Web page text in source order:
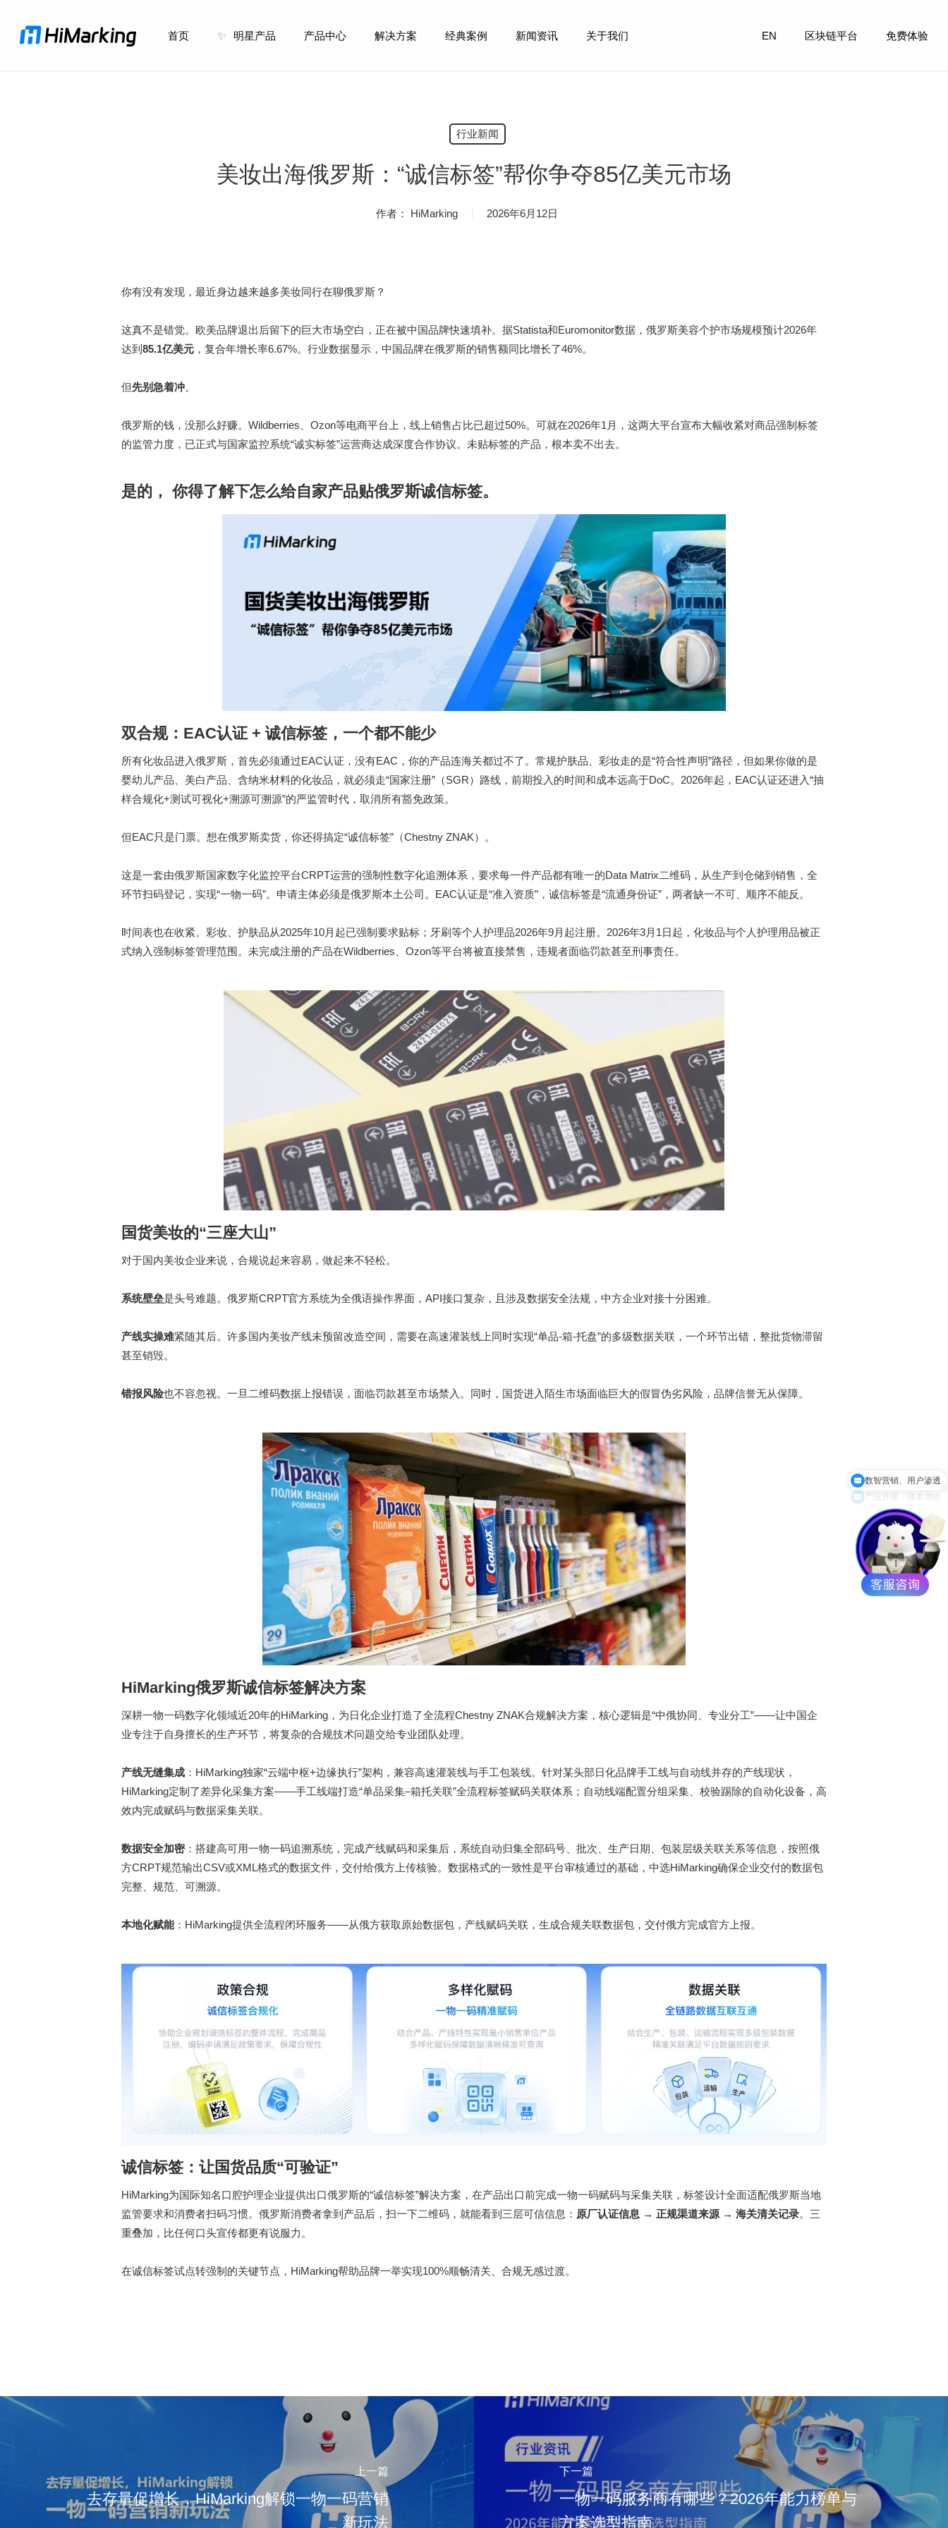
首页 ✨ 明星产品 产品中心 解决方案 经典案例 新闻资讯 关于我们 EN 区块链平台 免费体验
行业新闻
美妆出海俄罗斯：“诚信标签”帮你争夺85亿美元市场
作者： HiMarking 2026年6月12日
你有没有发现，最近身边越来越多美妆同行在聊俄罗斯？
这真不是错觉。欧美品牌退出后留下的巨大市场空白，正在被中国品牌快速填补。据Statista和Euromonitor数据，俄罗斯美容个护市场规模预计2026年
达到 85.1亿美元 ，复合年增长率6.67%。行业数据显示，中国品牌在俄罗斯的销售额同比增长了46%。
但先别急着冲。
俄罗斯的钱，没那么好赚。Wildberries、Ozon等电商平台上，线上销售占比已超过50%。可就在2026年1月，这两大平台宣布大幅收紧对商品强制标签
的监管力度，已正式与国家监控系统“诚实标签”运营商达成深度合作协议。未贴标签的产品，根本卖不出去。
是的， 你得了解下怎么给自家产品贴俄罗斯诚信标签。
双合规：EAC认证 + 诚信标签，一个都不能少
所有化妆品进入俄罗斯，首先必须通过EAC认证，没有EAC，你的产品连海关都过不了。常规护肤品、彩妆走的是“符合性声明”路径，但如果你做的是
婴幼儿产品、美白产品、含纳米材料的化妆品，就必须走“国家注册”（SGR）路线，前期投入的时间和成本远高于DoC。2026年起，EAC认证还进入“抽
样合规化+测试可视化+溯源可溯源”的严监管时代，取消所有豁免政策。
但EAC只是门票。想在俄罗斯卖货，你还得搞定“诚信标签”（Chestny ZNAK）。
这是一套由俄罗斯国家数字化监控平台CRPT运营的强制性数字化追溯体系，要求每一件产品都有唯一的Data Matrix二维码，从生产到仓储到销售，全
环节扫码登记，实现“一物一码”。申请主体必须是俄罗斯本土公司。EAC认证是“准入资质”，诚信标签是“流通身份证”，两者缺一不可、顺序不能反。
时间表也在收紧。彩妆、护肤品从2025年10月起已强制要求贴标；牙刷等个人护理品2026年9月起注册。2026年3月1日起，化妆品与个人护理用品被正
式纳入强制标签管理范围。未完成注册的产品在Wildberries、Ozon等平台将被直接禁售，违规者面临罚款甚至刑事责任。
国货美妆的“三座大山”
对于国内美妆企业来说，合规说起来容易，做起来不轻松。
系统壁垒是头号难题。俄罗斯CRPT官方系统为全俄语操作界面，API接口复杂，且涉及数据安全法规，中方企业对接十分困难。
产线实操难紧随其后。许多国内美妆产线未预留改造空间，需要在高速灌装线上同时实现“单品-箱-托盘”的多级数据关联，一个环节出错，整批货物滞留
甚至销毁。
错报风险也不容忽视。一旦二维码数据上报错误，面临罚款甚至市场禁入。同时，国货进入陌生市场面临巨大的假冒伪劣风险，品牌信誉无从保障。
HiMarking俄罗斯诚信标签解决方案
深耕一物一码数字化领域近20年的HiMarking，为日化企业打造了全流程Chestny ZNAK合规解决方案，核心逻辑是“中俄协同、专业分工”——让中国企
业专注于自身擅长的生产环节，将复杂的合规技术问题交给专业团队处理。
产线无缝集成 ：HiMarking独家“云端中枢+边缘执行”架构，兼容高速灌装线与手工包装线。针对某头部日化品牌手工线与自动线并存的产线现状，
HiMarking定制了差异化采集方案——手工线端打造“单品采集–箱托关联”全流程标签赋码关联体系；自动线端配置分组采集、校验踢除的自动化设备，高
效内完成赋码与数据采集关联。
数据安全加密：搭建高可用一物一码追溯系统，完成产线赋码和采集后，系统自动归集全部码号、批次、生产日期、包装层级关联关系等信息，按照俄
方CRPT规范输出CSV或XML格式的数据文件，交付给俄方上传核验。数据格式的一致性是平台审核通过的基础，中选HiMarking确保企业交付的数据包
完整、规范、可溯源。
本地化赋能：HiMarking提供全流程闭环服务——从俄方获取原始数据包，产线赋码关联，生成合规关联数据包，交付俄方完成官方上报。
诚信标签：让国货品质“可验证”
HiMarking为国际知名口腔护理企业提供出口俄罗斯的“诚信标签”解决方案，在产品出口前完成一物一码赋码与采集关联，标签设计全面适配俄罗斯当地
监管要求和消费者扫码习惯。俄罗斯消费者拿到产品后，扫一下二维码，就能看到三层可信信息： 原厂认证信息 → 正规渠道来源 → 海关清关记录。三
重叠加，比任何口头宣传都更有说服力。
在诚信标签试点转强制的关键节点，HiMarking帮助品牌一举实现100%顺畅清关、合规无感过渡。
上一篇
去存量促增长，HiMarking解锁一物一码营销
新玩法
下一篇
一物一码服务商有哪些？2026年能力榜单与
方案选型指南
产业升级、降本增效